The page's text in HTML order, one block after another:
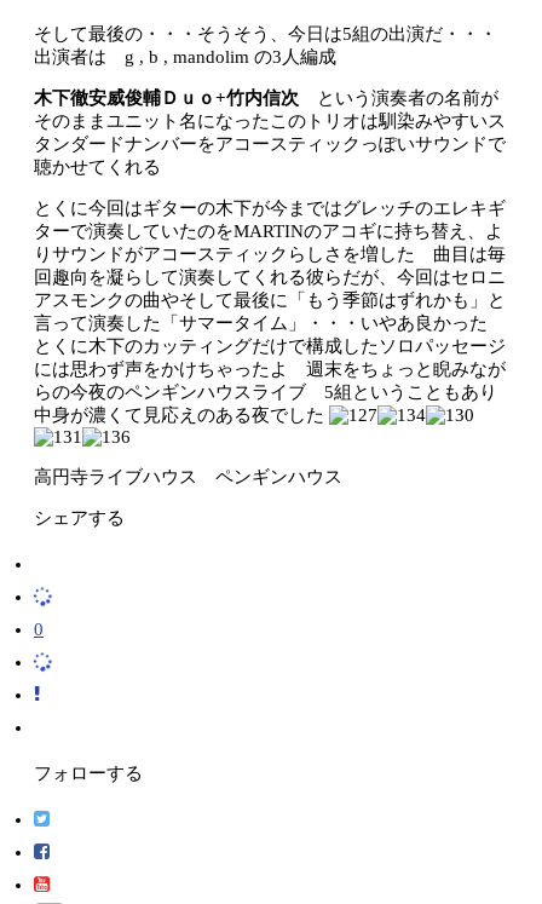
そして最後の・・・そうそう、今日は5組の出演だ・・・
出演者は g , b , mandolim の3人編成
木下徹安威俊輔Ｄｕｏ+竹内信次 という演奏者の名前が
そのままユニット名になったこのトリオは馴染みやすいス
タンダードナンバーをアコースティックっぽいサウンドで
聴かせてくれる
とくに今回はギターの木下が今まではグレッチのエレキギ
ターで演奏していたのをMARTINのアコギに持ち替え、よ
りサウンドがアコースティックらしさを増した 曲目は毎
回趣向を凝らして演奏してくれる彼らだが、今回はセロニ
アスモンクの曲やそして最後に「もう季節はずれかも」と
言って演奏した「サマータイム」・・・いやあ良かった
とくに木下のカッティングだけで構成したソロパッセージ
には思わず声をかけちゃったよ 週末をちょっと睨みなが
らの今夜のペンギンハウスライブ 5組ということもあり
中身が濃くて見応えのある夜でした
高円寺ライブハウス ペンギンハウス
シェアする
0
フォローする